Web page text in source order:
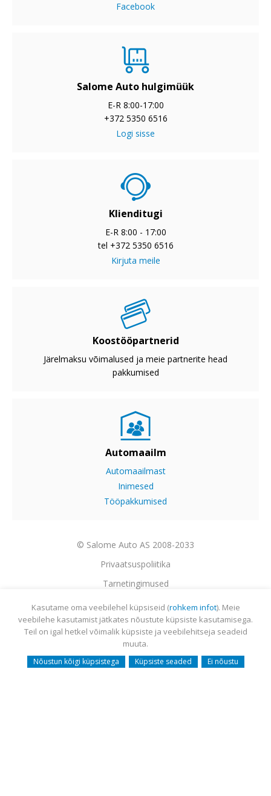
Facebook
Salome Auto hulgimüük
E-R 8:00-17:00
+372 5350 6516
Logi sisse
Klienditugi
E-R 8:00 - 17:00
tel +372 5350 6516
Kirjuta meile
Koostööpartnerid
Järelmaksu võimalused ja meie partnerite head
pakkumised
Automaailm
Automaailmast
Inimesed
Tööpakkumised
© Salome Auto AS 2008-2033
Privaatsuspoliitika
Tarnetingimused
Garantii
Utiliseerimine
Sisukaart
Webmail
Kasutame oma veebilehel küpsiseid (rohkem infot). Meie
veebilehe kasutamist jätkates nõustute küpsiste kasutamisega.
Teil on igal hetkel võimalik küpsiste ja veebilehitseja seadeid
muuta.
Nõustun kõigi küpsistega Küpsiste seaded Ei nõustu